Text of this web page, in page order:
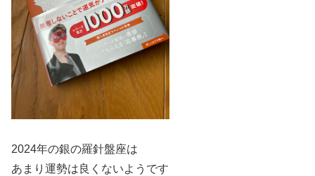
2024年の銀の羅針盤座は
あまり運勢は良くないようです